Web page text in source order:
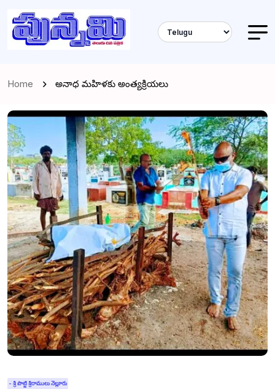
Home అనాధ మహిళకు అంత్యక్రియలు
- శ్రీ పొట్టి శ్రీరాములు నెల్లూరు